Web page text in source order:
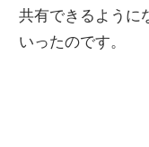
共有できるように
いったのです。